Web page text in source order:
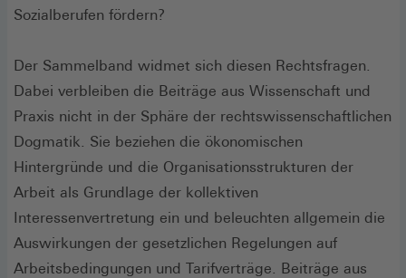
Sozialberufen fördern?
Der Sammelband widmet sich diesen Rechtsfragen.
Dabei verbleiben die Beiträge aus Wissenschaft und
Praxis nicht in der Sphäre der rechtswissenschaftlichen
Dogmatik. Sie beziehen die ökonomischen
Hintergründe und die Organisationsstrukturen der
Arbeit als Grundlage der kollektiven
Interessenvertretung ein und beleuchten allgemein die
Auswirkungen der gesetzlichen Regelungen auf
Arbeitsbedingungen und Tarifverträge. Beiträge aus